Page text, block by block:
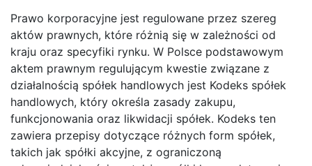
Prawo korporacyjne jest regulowane przez szereg
aktów prawnych, które różnią się w zależności od
kraju oraz specyfiki rynku. W Polsce podstawowym
aktem prawnym regulującym kwestie związane z
działalnością spółek handlowych jest Kodeks spółek
handlowych, który określa zasady zakupu,
funkcjonowania oraz likwidacji spółek. Kodeks ten
zawiera przepisy dotyczące różnych form spółek,
takich jak spółki akcyjne, z ograniczoną